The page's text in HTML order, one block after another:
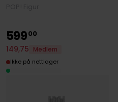
59900
149,75
Medlem
Ikke på nettlager